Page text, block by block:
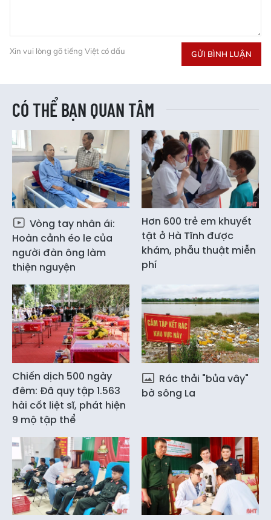
Xin vui lòng gõ tiếng Việt có dấu GỬI BÌNH LUẬN
CÓ THỂ BẠN QUAN TÂM
Vòng tay nhân ái:
Hoàn cảnh éo le của
người đàn ông làm
thiện nguyện
Hơn 600 trẻ em khuyết
tật ở Hà Tĩnh được
khám, phẫu thuật miễn
phí
Chiến dịch 500 ngày
đêm: Đã quy tập 1.563
hài cốt liệt sĩ, phát hiện
9 mộ tập thể
Rác thải "bủa vây"
bờ sông La